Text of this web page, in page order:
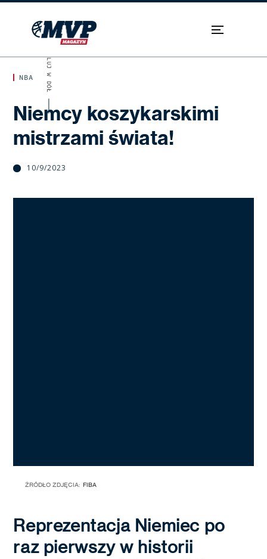
NBA
Niemcy koszykarskimi
mistrzami świata!
10/9/2023
SKROLUJ W DÓŁ
ŹRÓDŁO ZDJĘCIA: FIBA
Reprezentacja Niemiec po
raz pierwszy w historii